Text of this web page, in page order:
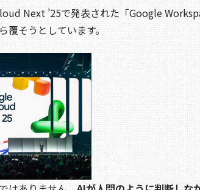
Next ’25で発表された「Google
覆そうとしています。